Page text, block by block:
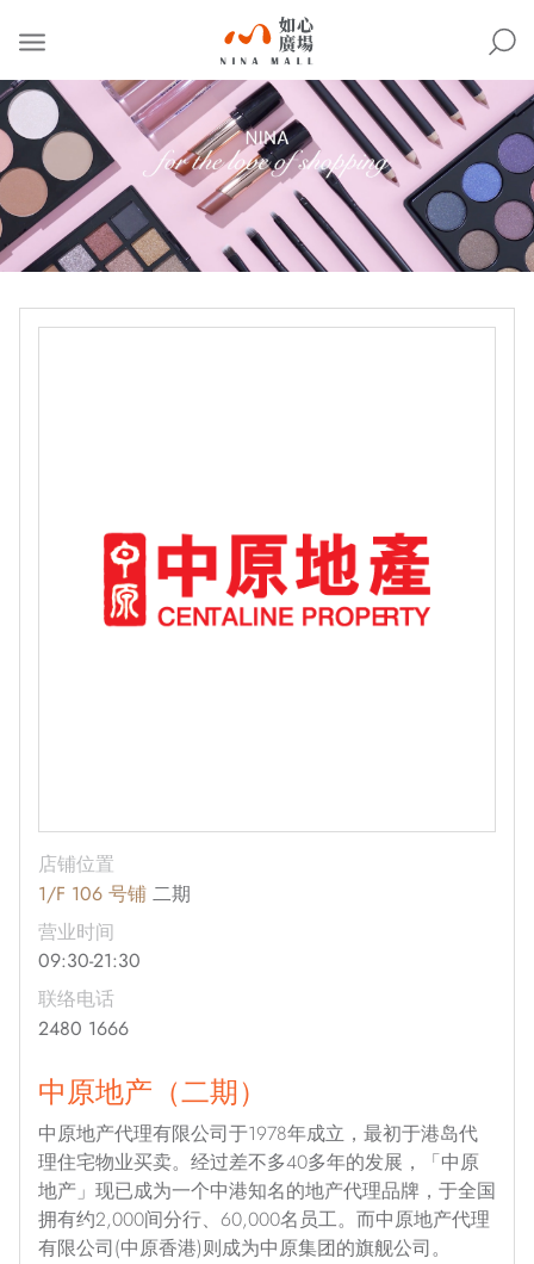
NINA
MALL
店铺位置
1/F 106 号铺 二期
营业时间
09:30-21:30
联络电话
2480 1666
中原地产​（二期）
中原地产代理有限公司于1978年成立，最初于港岛代
理住宅物业买卖。经过差不多40多年的发展，「中原
地产」现已成为一个中港知名的地产代理品牌，于全国
拥有约2,000间分行、60,000名员工。而中原地产代理
有限公司(中原香港)则成为中原集团的旗舰公司。